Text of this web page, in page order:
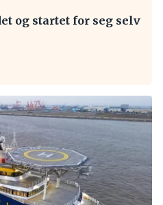
og startet for seg selv